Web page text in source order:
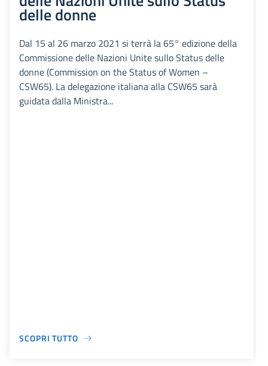
delle donne
Dal 15 al 26 marzo 2021 si terrà la 65° edizione della
Commissione delle Nazioni Unite sullo Status delle
donne (Commission on the Status of Women –
CSW65). La delegazione italiana alla CSW65 sarà
guidata dalla Ministra...
SCOPRI TUTTO